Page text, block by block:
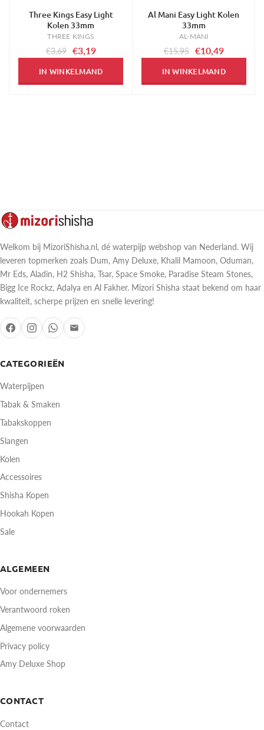
-14%
Three Kings Easy Light
Kolen 33mm
THREE KINGS
€3,69 €3,19
IN WINKELMAND
-34%
Al Mani Easy Light Kolen
33mm
AL-MANI
€15,95 €10,49
IN WINKELMAND
CATEGORIEËN
Waterpijpen
Tabak & Smaken
Tabakskoppen
Slangen
Kolen
Accessoires
Shisha Kopen
Hookah Kopen
Sale
ALGEMEEN
Voor ondernemers
Verantwoord roken
Algemene voorwaarden
Privacy policy
Amy Deluxe Shop
CONTACT
Contact
Welkom bij MizoriShisha.nl, dé waterpijp webshop van Nederland. Wij
leveren topmerken zoals Dum, Amy Deluxe, Khalil Mamoon, Oduman,
Mr Eds, Aladin, H2 Shisha, Tsar, Space Smoke, Paradise Steam Stones,
Bigg Ice Rockz, Adalya en Al Fakher. Mizori Shisha staat bekend om haar
kwaliteit, scherpe prijzen en snelle levering!